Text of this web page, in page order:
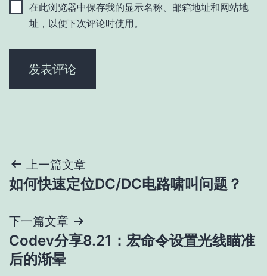
在此浏览器中保存我的显示名称、邮箱地址和网站地
址，以便下次评论时使用。
文
章
导
航
上一篇文章
如何快速定位DC/DC电路啸叫问题？
下一篇文章
Codev分享8.21：宏命令设置光线瞄准
后的渐晕